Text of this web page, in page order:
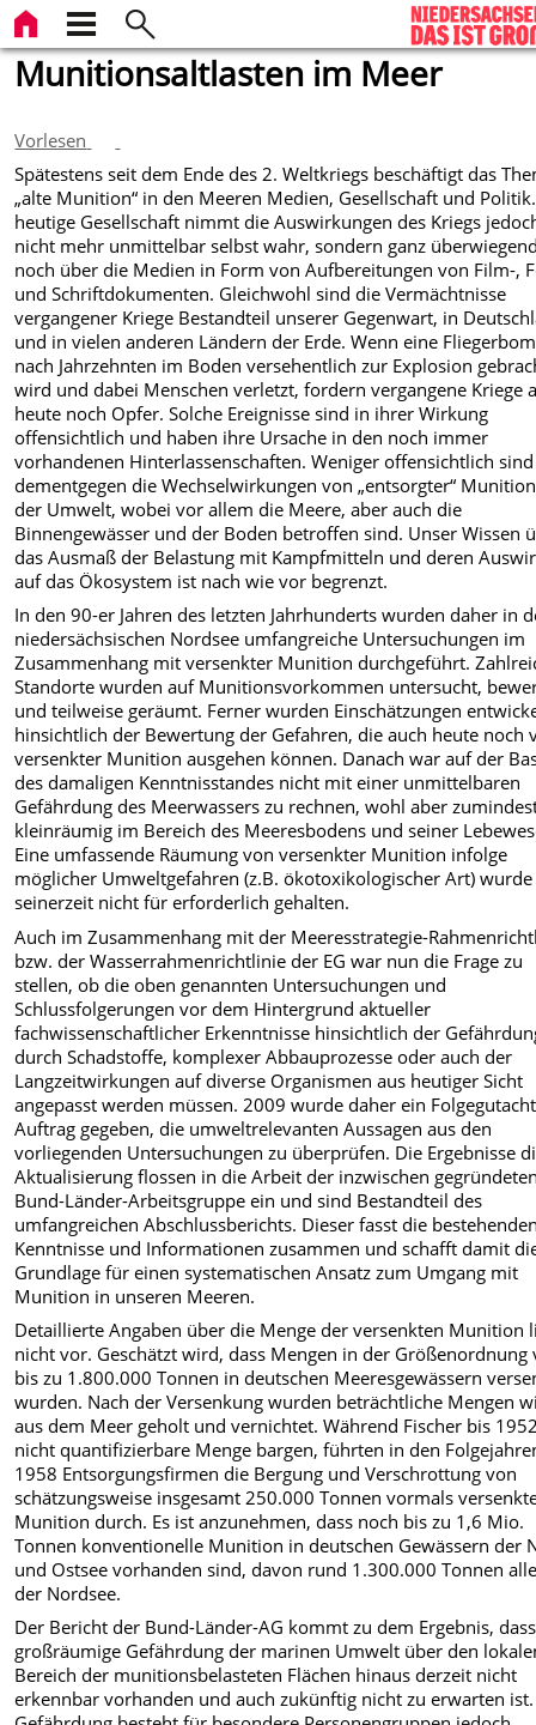
Munitionsaltlasten im Meer
Vorlesen
Spätestens seit dem Ende des 2. Weltkriegs beschäftigt das
„alte Munition“ in den Meeren Medien, Gesellschaft und
heutige Gesellschaft nimmt die Auswirkungen des Kriegs
nicht mehr unmittelbar selbst wahr, sondern ganz
noch über die Medien in Form von Aufbereitungen von Film-,
und Schriftdokumenten. Gleichwohl sind die Vermächtnisse
vergangener Kriege Bestandteil unserer Gegenwart, in
und in vielen anderen Ländern der Erde. Wenn eine
nach Jahrzehnten im Boden versehentlich zur Explosion
wird und dabei Menschen verletzt, fordern vergangene Kriege
heute noch Opfer. Solche Ereignisse sind in ihrer Wirkung
offensichtlich und haben ihre Ursache in den noch immer
vorhandenen Hinterlassenschaften. Weniger offensichtlich sind
dementgegen die Wechselwirkungen von „entsorgter“
der Umwelt, wobei vor allem die Meere, aber auch die
Binnengewässer und der Boden betroffen sind. Unser Wissen
das Ausmaß der Belastung mit Kampfmitteln und deren
auf das Ökosystem ist nach wie vor begrenzt.
In den 90-er Jahren des letzten Jahrhunderts wurden daher in
niedersächsischen Nordsee umfangreiche Untersuchungen im
Zusammenhang mit versenkter Munition durchgeführt.
Standorte wurden auf Munitionsvorkommen untersucht,
und teilweise geräumt. Ferner wurden Einschätzungen
hinsichtlich der Bewertung der Gefahren, die auch heute noch
versenkter Munition ausgehen können. Danach war auf der
des damaligen Kenntnisstandes nicht mit einer unmittelbaren
Gefährdung des Meerwassers zu rechnen, wohl aber
kleinräumig im Bereich des Meeresbodens und seiner
Eine umfassende Räumung von versenkter Munition infolge
möglicher Umweltgefahren (z.B. ökotoxikologischer Art) wurde
seinerzeit nicht für erforderlich gehalten.
Auch im Zusammenhang mit der Meeresstrategie-
bzw. der Wasserrahmenrichtlinie der EG war nun die Frage zu
stellen, ob die oben genannten Untersuchungen und
Schlussfolgerungen vor dem Hintergrund aktueller
fachwissenschaftlicher Erkenntnisse hinsichtlich der
durch Schadstoffe, komplexer Abbauprozesse oder auch der
Langzeitwirkungen auf diverse Organismen aus heutiger Sicht
angepasst werden müssen. 2009 wurde daher ein
Auftrag gegeben, die umweltrelevanten Aussagen aus den
vorliegenden Untersuchungen zu überprüfen. Die Ergebnisse
Aktualisierung flossen in die Arbeit der inzwischen
Bund-Länder-Arbeitsgruppe ein und sind Bestandteil des
umfangreichen Abschlussberichts. Dieser fasst die
Kenntnisse und Informationen zusammen und schafft damit
Grundlage für einen systematischen Ansatz zum Umgang mit
Munition in unseren Meeren.
Detaillierte Angaben über die Menge der versenkten Munition
nicht vor. Geschätzt wird, dass Men­gen in der Größenordnung
bis zu 1.800.000 Tonnen in deutschen Meeresgewässern
wurden. Nach der Versenkung wurden beträchtliche Men­gen
aus dem Meer geholt und vernichtet. Während Fischer bis
nicht quantifizier­bare Menge bargen, führten in den
1958 Entsorgungsfirmen die Bergung und Verschrottung von
schätzungsweise insgesamt 250.000 Tonnen vormals
Munition durch. Es ist anzunehmen, dass noch bis zu 1,6 Mio.
Tonnen kon­ventionelle Munition in deutschen Gewässern der
und Ostsee vorhanden sind, davon rund 1.300.000 Tonnen
der Nordsee.
Der Bericht der Bund-Länder-AG kommt zu dem Ergebnis,
großräumige Gefährdung der marinen Umwelt über den
Bereich der munitionsbelasteten Flächen hinaus derzeit nicht
erkennbar vorhanden und auch zukünftig nicht zu erwarten ist.